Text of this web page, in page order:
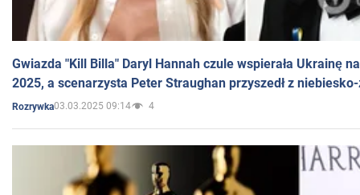
Gwiazda "Kill Billa" Daryl Hannah czule wspierała Ukrainę
2025, a scenarzysta Peter Straughan przyszedł z
Rozrywka03.03.2025 09:14 4